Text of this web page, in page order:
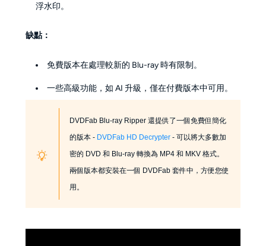
浮水印。
缺點：
免費版本在處理較新的 Blu-ray 時有限制。
一些高級功能，如 AI 升級，僅在付費版本中可用。
DVDFab Blu-ray Ripper 還提供了一個免費但簡化
的版本 - DVDFab HD Decrypter - 可以將大多數加
密的 DVD 和 Blu-ray 轉換為 MP4 和 MKV 格式。
兩個版本都安裝在一個 DVDFab 套件中，方便您使
用。